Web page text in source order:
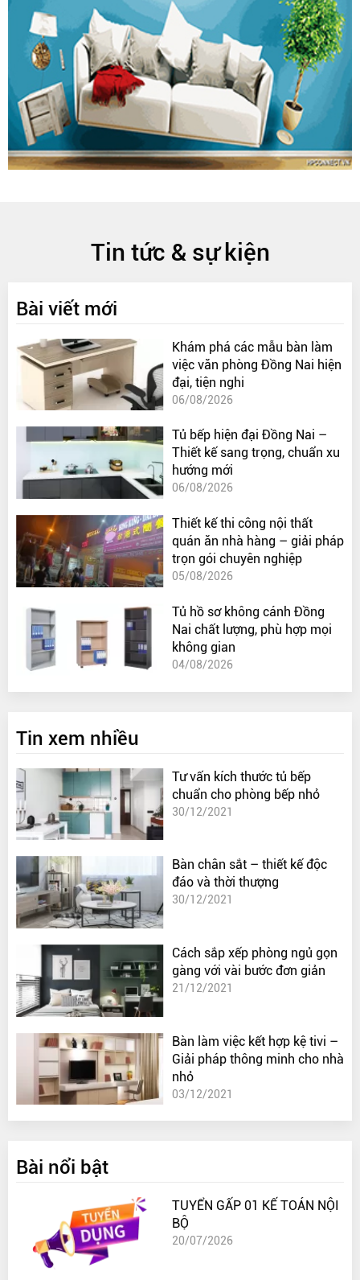
Tin tức & sự kiện
Bài viết mới
Khám phá các mẫu bàn làm
việc văn phòng Đồng Nai hiện
đại, tiện nghi
06/08/2026
Tủ bếp hiện đại Đồng Nai –
Thiết kế sang trọng, chuẩn xu
hướng mới
06/08/2026
Thiết kế thi công nội thất
quán ăn nhà hàng – giải pháp
trọn gói chuyên nghiệp
05/08/2026
Tủ hồ sơ không cánh Đồng
Nai chất lượng, phù hợp mọi
không gian
04/08/2026
Tin xem nhiều
Tư vấn kích thước tủ bếp
chuẩn cho phòng bếp nhỏ
30/12/2021
Bàn chân sắt – thiết kế độc
đáo và thời thượng
30/12/2021
Cách sắp xếp phòng ngủ gọn
gàng với vài bước đơn giản
21/12/2021
Bàn làm việc kết hợp kệ tivi –
Giải pháp thông minh cho nhà
nhỏ
03/12/2021
Bài nổi bật
TUYỂN GẤP 01 KẾ TOÁN NỘI
BỘ
20/07/2026